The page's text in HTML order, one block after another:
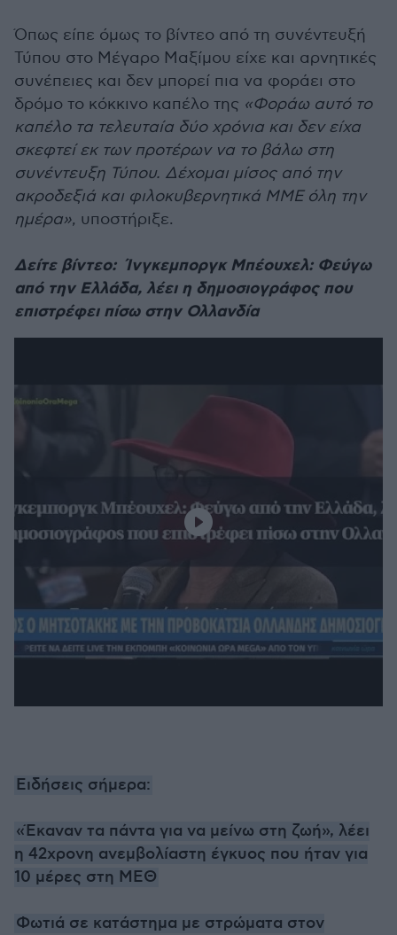
Όπως είπε όμως το βίντεο από τη συνέντευξή
Τύπου στο Μέγαρο Μαξίμου είχε και αρνητικές
συνέπειες και δεν μπορεί πια να φοράει στο
δρόμο το κόκκινο καπέλο της «Φοράω αυτό το
καπέλο τα τελευταία δύο χρόνια και δεν είχα
σκεφτεί εκ των προτέρων να το βάλω στη
συνέντευξη Τύπου. Δέχομαι μίσος από την
ακροδεξιά και φιλοκυβερνητικά ΜΜΕ όλη την
ημέρα», υποστήριξε.
Δείτε βίντεο: Ίνγκεμποργκ Μπέουχελ: Φεύγω
από την Ελλάδα, λέει η δημοσιογράφος που
επιστρέφει πίσω στην Ολλανδία
Ειδήσεις σήμερα:
«Έκαναν τα πάντα για να μείνω στη ζωή», λέει
η 42χρονη ανεμβολίαστη έγκυος που ήταν για
10 μέρες στη ΜΕΘ
Φωτιά σε κατάστημα με στρώματα στον